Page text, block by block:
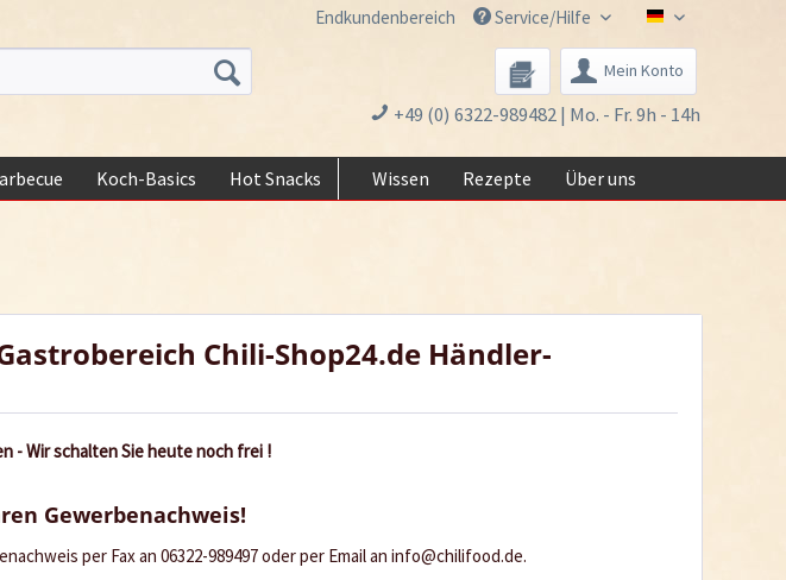
Chili-
Service/Hilfe
Endkundenbereich
Mein Konto
+49 (0) 6322-989482 | Mo. - Fr. 9h - 14h
Koch-Basics Hot Snacks Wissen Rezepte Über uns
Chili-Shop24.de Händler-
- Wir schalten Sie heute noch frei !
Gewerbenachweis!
per Fax an 06322-989497 oder per Email an info@chilifood.de.